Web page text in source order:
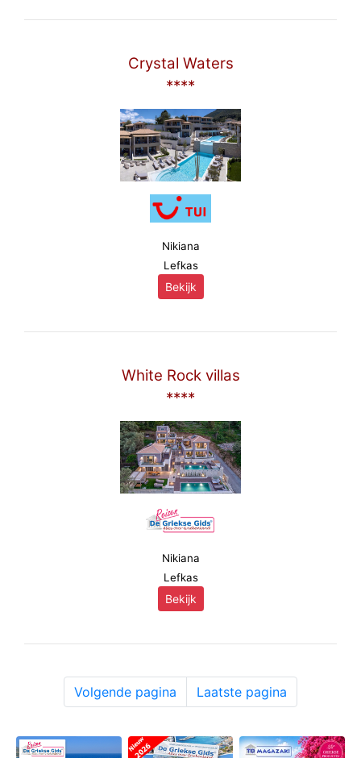
Crystal Waters
****
Nikiana
Lefkas
Bekijk
White Rock villas
****
Nikiana
Lefkas
Bekijk
Volgende pagina Laatste pagina